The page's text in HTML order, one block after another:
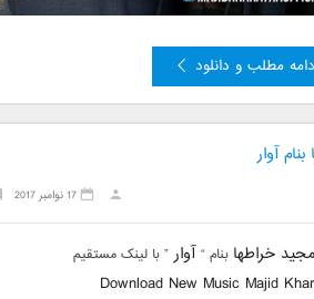
مطلب و دانلود
آوار
17 نوامبر 2017
مجید خراطها بنام “آوار” با لینک مستقیم
Download New Music Majid